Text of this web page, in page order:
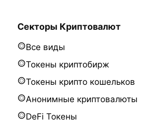
Секторы Криптовалют
Все виды
Токены криптобирж
Токены крипто кошельков
Анонимные криптовалюты
DeFi Токены